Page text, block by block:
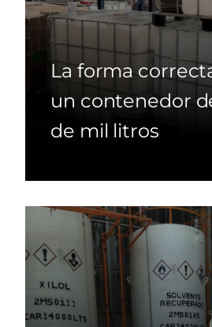
La forma
un contenedor
de mil litros